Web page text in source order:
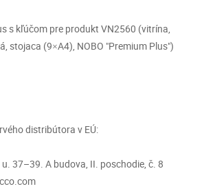
s kľúčom pre produkt VN2560 (vitrína,
stojaca (9×A4), NOBO "Premium Plus")
distribútora v EÚ:
37–39. A budova, II. poschodie, č. 8